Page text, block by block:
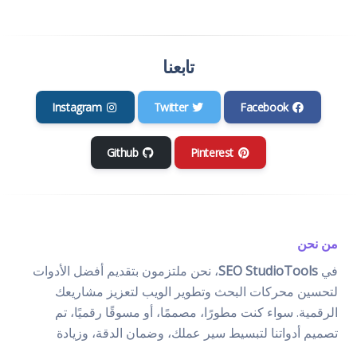
تابعنا
Facebook
Twitter
Instagram
Pinterest
Github
من نحن
في SEO StudioTools، نحن ملتزمون بتقديم أفضل الأدوات
لتحسين محركات البحث وتطوير الويب لتعزيز مشاريعك
الرقمية. سواء كنت مطورًا، مصممًا، أو مسوقًا رقميًا، تم
تصميم أدواتنا لتبسيط سير عملك، وضمان الدقة، وزيادة